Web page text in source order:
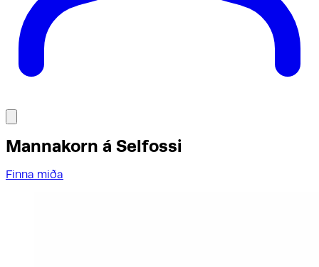
Mannakorn á Selfossi
Finna miða